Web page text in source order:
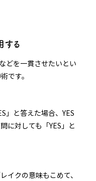
する
どを一貫させたいとい
です。
」と答えた場合、YES
に対しても「YES」と
イクの意味もこめて、